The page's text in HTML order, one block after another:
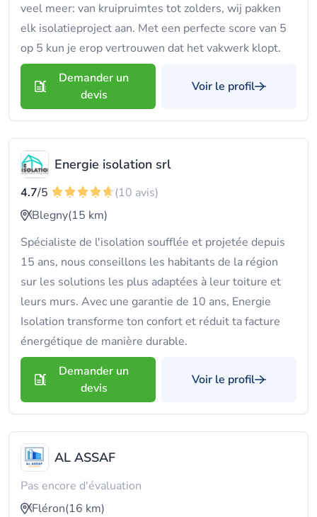
veel meer: van kruipruimtes tot zolders, wij pakken
elk isolatieproject aan. Met een perfecte score van 5
op 5 kun je erop vertrouwen dat het vakwerk klopt.
Demander un
devis
Voir le profil
Energie isolation srl
4.7/5
(10 avis)
Blegny(15 km)
Spécialiste de l'isolation soufflée et projetée depuis
15 ans, nous conseillons les habitants de la région
sur les solutions les plus adaptées à leur toiture et
leurs murs. Avec une garantie de 10 ans, Energie
Isolation transforme ton confort et réduit ta facture
énergétique de manière durable.
Demander un
devis
Voir le profil
AL ASSAF
Pas encore d'évaluation
Fléron(16 km)